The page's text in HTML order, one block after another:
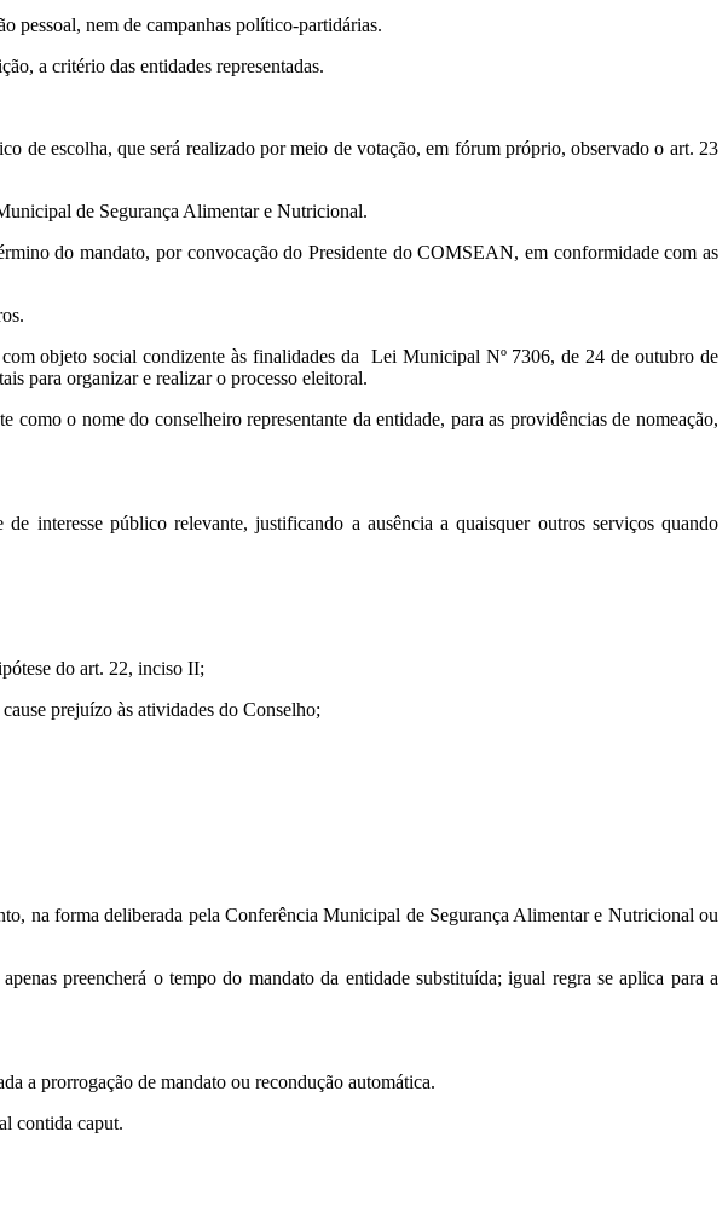
pessoal, nem de campanhas político-partidárias.
a critério das entidades representadas.
de escolha, que será realizado por meio de votação, em fórum próprio, observado o art. 23
de Segurança Alimentar e Nutricional.
do mandato, por convocação do Presidente do COMSEAN, em conformidade com as
objeto social condizente às finalidades da Lei Municipal Nº 7306, de 24 de outubro de
para organizar e realizar o processo eleitoral.
o nome do conselheiro representante da entidade, para as providências de nomeação,
interesse público relevante, justificando a ausência a quaisquer outros serviços quando
do art. 22, inciso II;
prejuízo às atividades do Conselho;
na forma deliberada pela Conferência Municipal de Segurança Alimentar e Nutricional ou
preencherá o tempo do mandato da entidade substituída; igual regra se aplica para a
a prorrogação de mandato ou recondução automática.
contida caput.